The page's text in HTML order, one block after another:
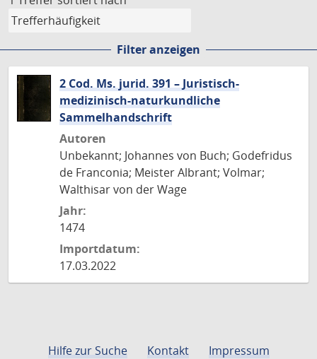
Filter anzeigen
2 Cod. Ms. jurid. 391 – Juristisch-
medizinisch-naturkundliche
Sammelhandschrift
Autoren
Unbekannt; Johannes von Buch; Godefridus
de Franconia; Meister Albrant; Volmar;
Walthisar von der Wage
Jahr:
1474
Importdatum:
17.03.2022
Hilfe zur Suche Kontakt
Impressum